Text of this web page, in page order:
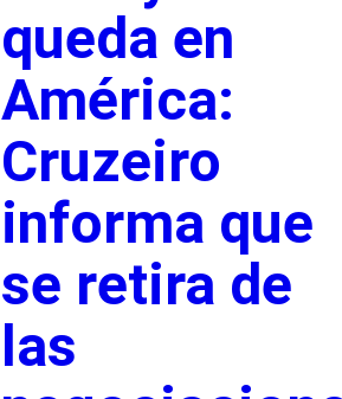
queda en
América:
Cruzeiro
informa que
se retira de
las